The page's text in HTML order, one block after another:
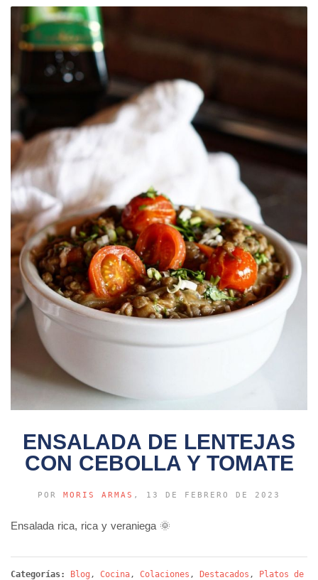
ENSALADA DE LENTEJAS
CON CEBOLLA Y TOMATE
POR MORIS ARMAS , 13 DE FEBRERO DE 2023
Ensalada rica, rica y veraniega 🌞
Categorías: Blog , Cocina , Colaciones , Destacados , Platos de